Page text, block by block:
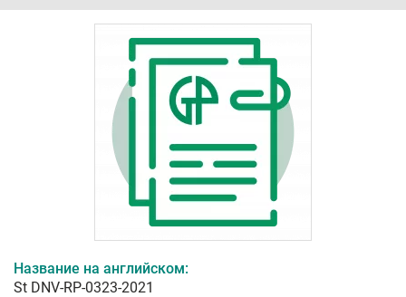
Название на английском:
St DNV-RP-0323-2021